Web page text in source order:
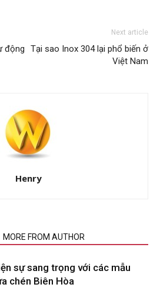
động
Next article
Tại sao Inox 304 lại phổ biến ở
Việt Nam
Henry
MORE FROM AUTHOR
sự sang trọng với các mẫu
chén Biên Hòa